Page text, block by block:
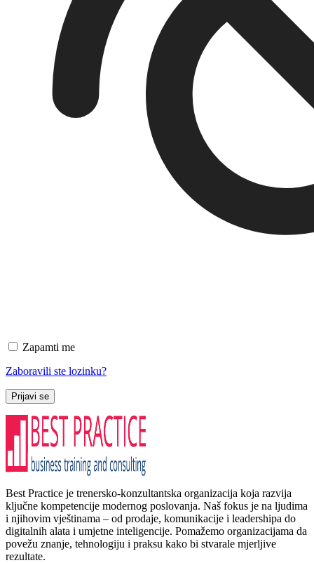
Zapamti me
Zaboravili ste lozinku?
Prijavi se
Best Practice je trenersko-konzultantska organizacija koja razvija
ključne kompetencije modernog poslovanja. Naš fokus je na ljudima
i njihovim vještinama – od prodaje, komunikacije i leadershipa do
digitalnih alata i umjetne inteligencije. Pomažemo organizacijama da
povežu znanje, tehnologiju i praksu kako bi stvarale mjerljive
rezultate.